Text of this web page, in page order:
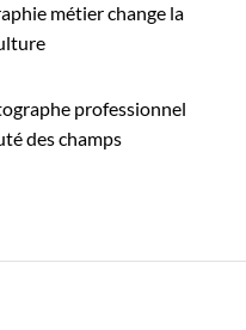
métier change la
professionnel
des champs